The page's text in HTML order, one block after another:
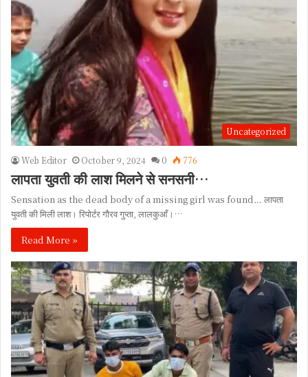
Uncategorized
Web Editor October 9, 2024 0 776
लापता युवती की लाश मिलने से सनसनी…
Sensation as the dead body of a missing girl was found… लापता
युवती की मिली लाश। रिपोर्टर गौरव गुप्ता, लालकुआँ।…
Read More »